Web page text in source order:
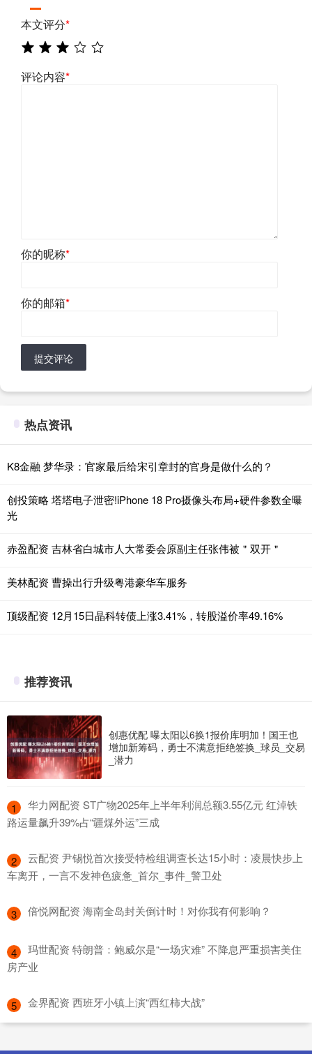
本文评分*
评论内容*
你的昵称*
你的邮箱*
提交评论
热点资讯
K8金融 梦华录：官家最后给宋引章封的官身是做什么的？
创投策略 塔塔电子泄密!iPhone 18 Pro摄像头布局+硬件参数全曝
光
赤盈配资 吉林省白城市人大常委会原副主任张伟被＂双开＂
美林配资 曹操出行升级粤港豪华车服务
顶级配资 12月15日晶科转债上涨3.41%，转股溢价率49.16%
推荐资讯
创惠优配 曝太阳以6换1报价库明加！国王也
增加新筹码，勇士不满意拒绝签换_球员_交易
_潜力
1
​华力网配资 ST广物2025年上半年利润总额3.55亿元 红淖铁
路运量飙升39%占“疆煤外运”三成
2
​云配资 尹锡悦首次接受特检组调查长达15小时：凌晨快步上
车离开，一言不发神色疲惫_首尔_事件_警卫处
3 ​倍悦网配资 海南全岛封关倒计时！对你我有何影响？
4
​玛世配资 特朗普：鲍威尔是“一场灾难” 不降息严重损害美住
房产业
5 ​金界配资 西班牙小镇上演“西红柿大战”